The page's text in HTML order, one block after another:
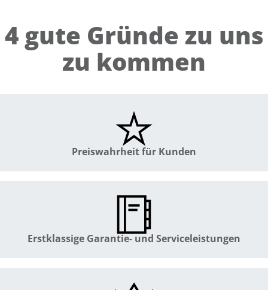
4 gute Gründe zu uns
zu kommen
Preiswahrheit für Kunden
Erstklassige Garantie- und Serviceleistungen